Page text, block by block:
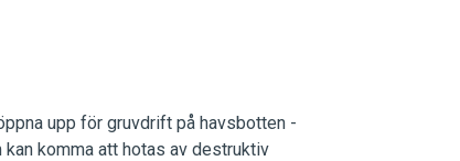
upp för gruvdrift på havsbotten -
komma att hotas av destruktiv